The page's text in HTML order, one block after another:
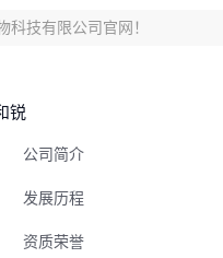
科技有限公司官网！
锐
公司简介
发展历程
资质荣誉